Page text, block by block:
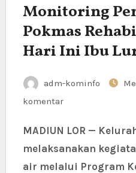
Monitoring
Pokmas
Hari Ini Ibu
Lokasi
adm-kominfo
komentar
MADIUN LOR — Kelurahan Madiun Lor mulai
melaksanakan
air melalui Program